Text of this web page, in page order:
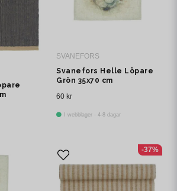
SVANEFORS
Svanefors Helle Löpare
Grön 35x70 cm
60 kr
I webblager - 4-8 dagar
-37%